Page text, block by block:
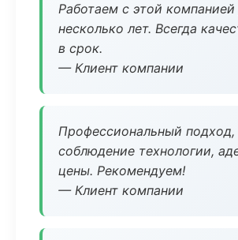
Работаем с этой
несколько лет. Всегда
в срок.
— Клиент компании
Профессиональный подход,
соблюдение технологии,
цены. Рекомендуем!
— Клиент компании